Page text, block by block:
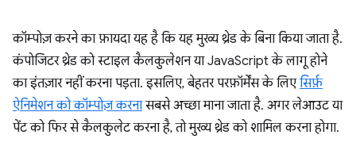
कॉम्पोज़ करने का फ़ायदा यह है कि यह मुख्य थ्रेड के बिना किया जाता है.
कंपोजिटर थ्रेड को स्टाइल कैलकुलेशन या JavaScript के लागू होने
का इंतज़ार नहीं करना पड़ता. इसलिए, बेहतर परफ़ॉर्मेंस के लिएसिर्फ़
ऐनिमेशन को कॉम्पोज़ करनासबसे अच्छा माना जाता है. अगर लेआउट या
पेंट को फिर से कैलकुलेट करना है, तो मुख्य थ्रेड को शामिल करना होगा.